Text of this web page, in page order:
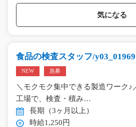
気になる
食品の検査スタッフ/y03_01969
NEW 急募
＼モクモク集中できる製造ワーク♪
工場で、検査・積み…
長期（3ヶ月以上）
時給1,250円